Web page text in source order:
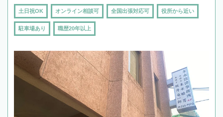
土日祝OK オンライン相談可 全国出張対応可 役所から近い
駐車場あり 職歴20年以上